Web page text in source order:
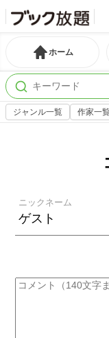
ホーム
ジャンル一覧 作家一
ニックネーム